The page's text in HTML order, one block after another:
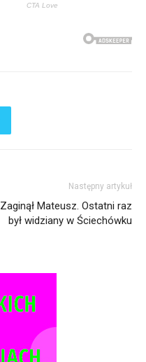
Następny artykuł
Zaginął Mateusz. Ostatni raz
był widziany w Ściechówku